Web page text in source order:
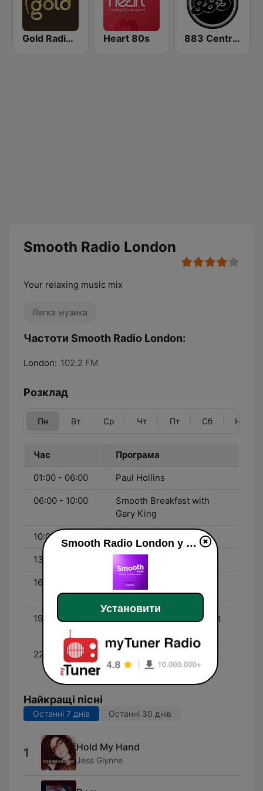
Gold Radio UK Heart 80s 883 Centreforce radio
Smooth Radio London
Your relaxing music mix
Легка музика
Частоти Smooth Radio London:
London: 102.2 FM
Розклад
Пн Вт Ср Чт Пт Сб Нд
Час Програма
01:00 - 06:00 Paul Hollins
06:00 - 10:00
Smooth Breakfast with
Gary King
10:00 - 13:00 Kate Garraway
13:00 - 16:00
16:00 - 19:00
The Smooth Drive Home
with Tina Hobley
19:00 - 22:00
The Smooth Sanctuary at
22:00 - 01:00
The Smooth Late Show
with Martin Collins
Найкращі пісні
Останні 7 днів Останні 30 днів
1 Hold My Hand
Jess Glynne
Smooth Radio London у прямому ефір
Установити